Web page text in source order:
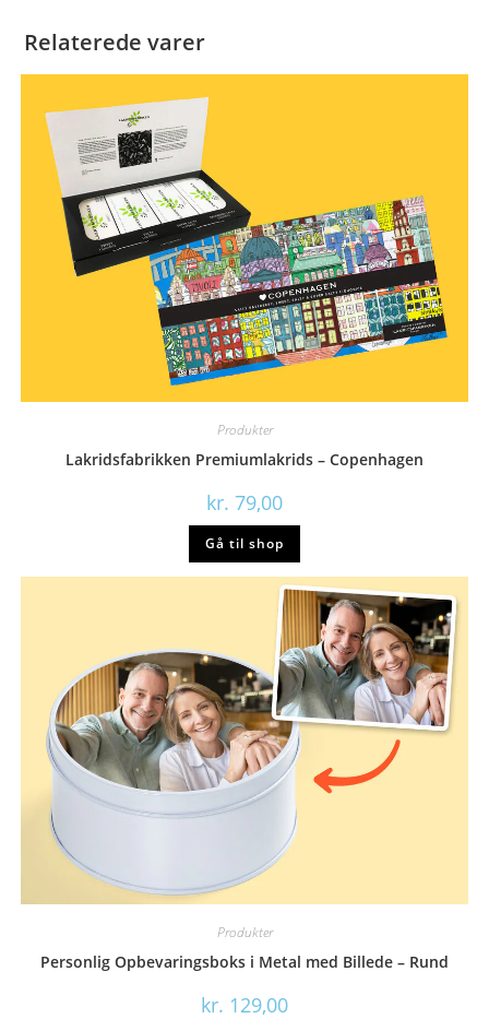
Relaterede varer
Produkter
Lakridsfabrikken Premiumlakrids – Copenhagen
kr. 79,00
Gå til shop
Produkter
Personlig Opbevaringsboks i Metal med Billede – Rund
kr. 129,00